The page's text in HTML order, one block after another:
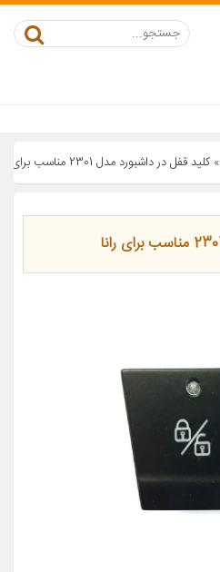
»کلید قفل در داشبورد مدل 2301 مناسب برای رانا